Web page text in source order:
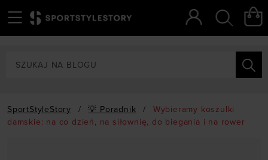
SportStyleStory / 💡 Poradnik /
Wybieramy koszulki
damskie: na co dzień, na siłownię, do biegania i na rower